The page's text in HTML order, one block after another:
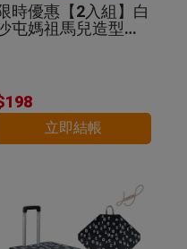
時優惠【2入組】白
屯媽祖馬兒造型皮
立即結帳